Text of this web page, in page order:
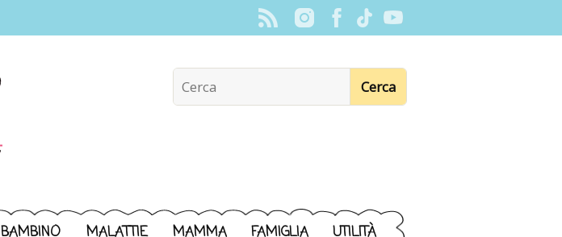
BAMBINO MALATTIE MAMMA FAMIGLIA UTILITÀ